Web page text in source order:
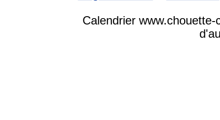
Calendrier